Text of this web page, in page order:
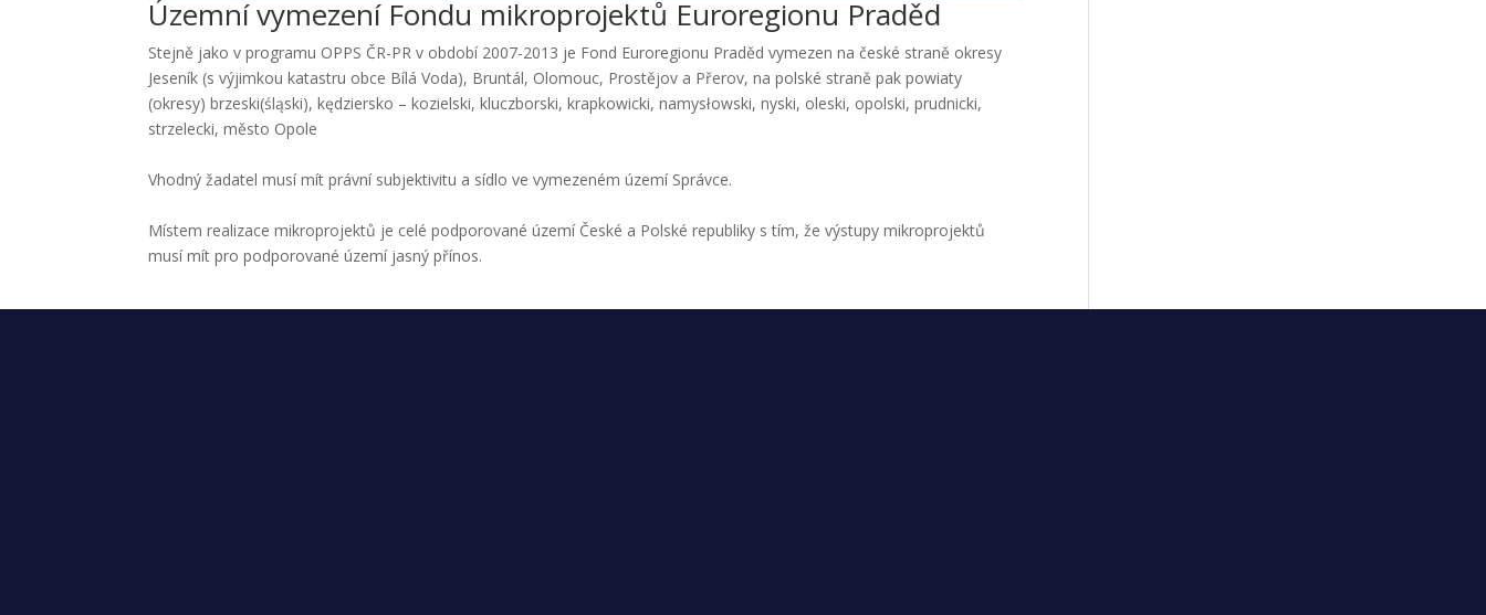
Územní vymezení Fondu mikroprojektů Euroregionu Praděd
Stejně jako v programu OPPS ČR-PR v období 2007-2013 je Fond Euroregionu Praděd vymezen na české straně okresy
Jeseník (s výjimkou katastru obce Bílá Voda), Bruntál, Olomouc, Prostějov a Přerov, na polské straně pak powiaty
(okresy) brzeski(śląski), kędziersko – kozielski, kluczborski, krapkowicki, namysłowski, nyski, oleski, opolski, prudnicki,
strzelecki, město Opole
Vhodný žadatel musí mít právní subjektivitu a sídlo ve vymezeném území Správce.
Místem realizace mikroprojektů je celé podporované území České a Polské republiky s tím, že výstupy mikroprojektů
musí mít pro podporované území jasný přínos.